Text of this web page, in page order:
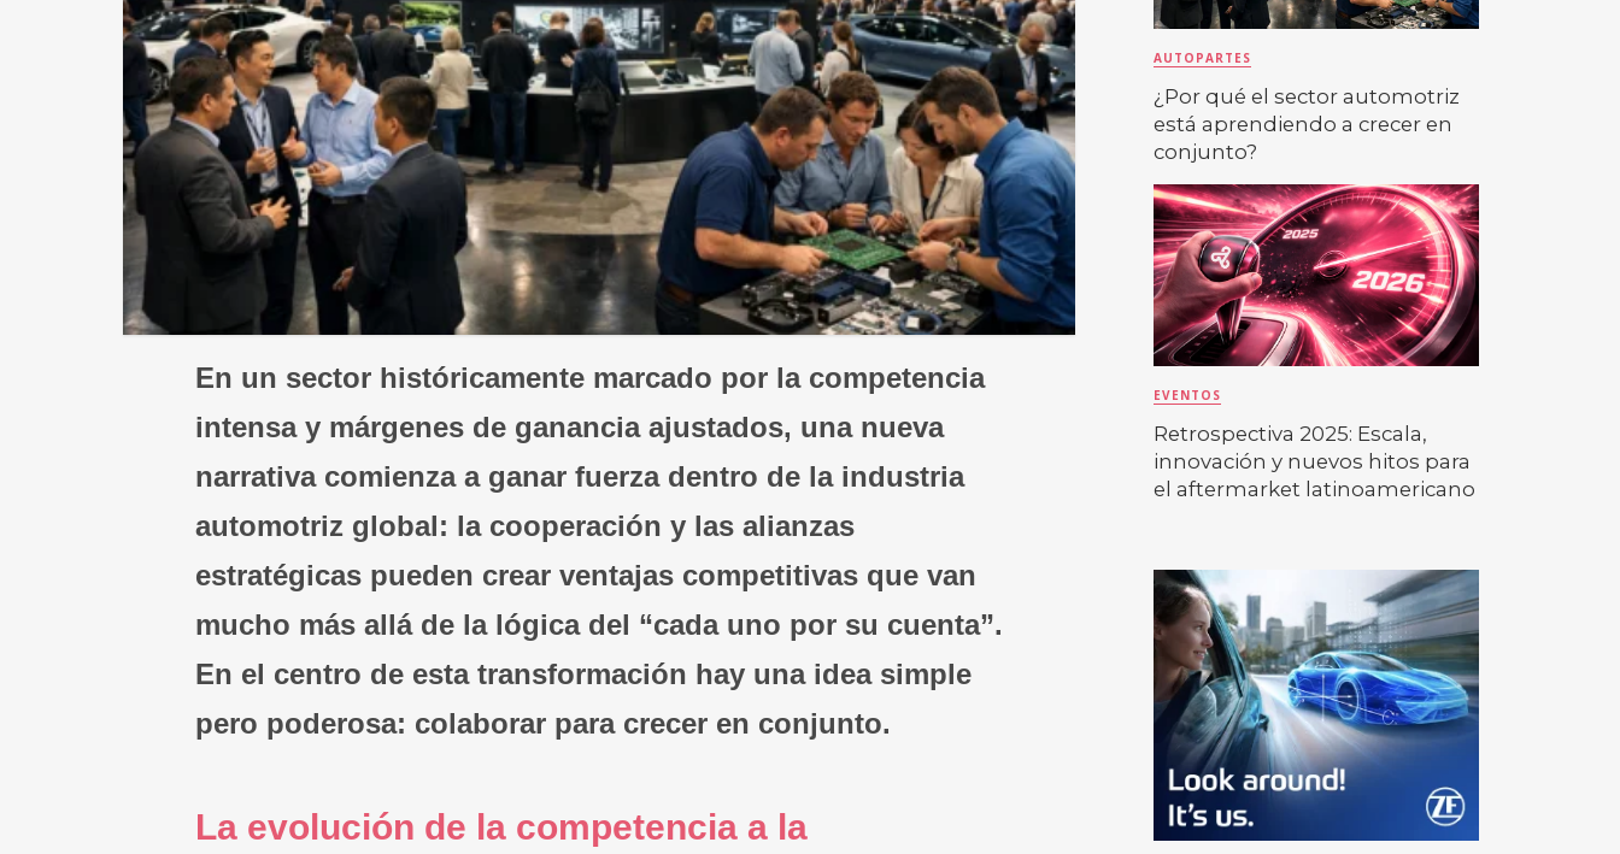
En un sector históricamente marcado por la competencia
intensa y márgenes de ganancia ajustados, una nueva
narrativa comienza a ganar fuerza dentro de la industria
automotriz global: la cooperación y las alianzas
estratégicas pueden crear ventajas competitivas que van
mucho más allá de la lógica del “cada uno por su cuenta”.
En el centro de esta transformación hay una idea simple
pero poderosa: colaborar para crecer en conjunto.
La evolución de la competencia a la
AUTOPARTES
¿Por qué el sector automotriz
está aprendiendo a crecer en
conjunto?
EVENTOS
Retrospectiva 2025: Escala,
innovación y nuevos hitos para
el aftermarket latinoamericano